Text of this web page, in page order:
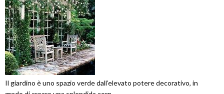
Il giardino è uno spazio verde dall’elevato potere decorativo, in